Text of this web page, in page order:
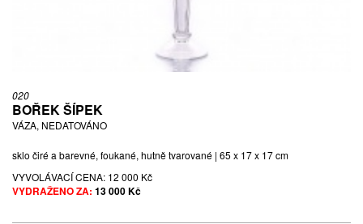
020
BOŘEK ŠÍPEK
VÁZA, NEDATOVÁNO
sklo čiré a barevné, foukané, hutně tvarované | 65 x 17 x 17 cm
VYVOLÁVACÍ CENA: 12 000 Kč
VYDRAŽENO ZA: 13 000 Kč